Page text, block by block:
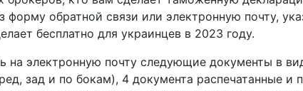
форму обратной связи или электронную почту,
бесплатно для украинцев в 2023 году.
электронную почту следующие документы в
зад и по бокам), 4 документа распечатанные